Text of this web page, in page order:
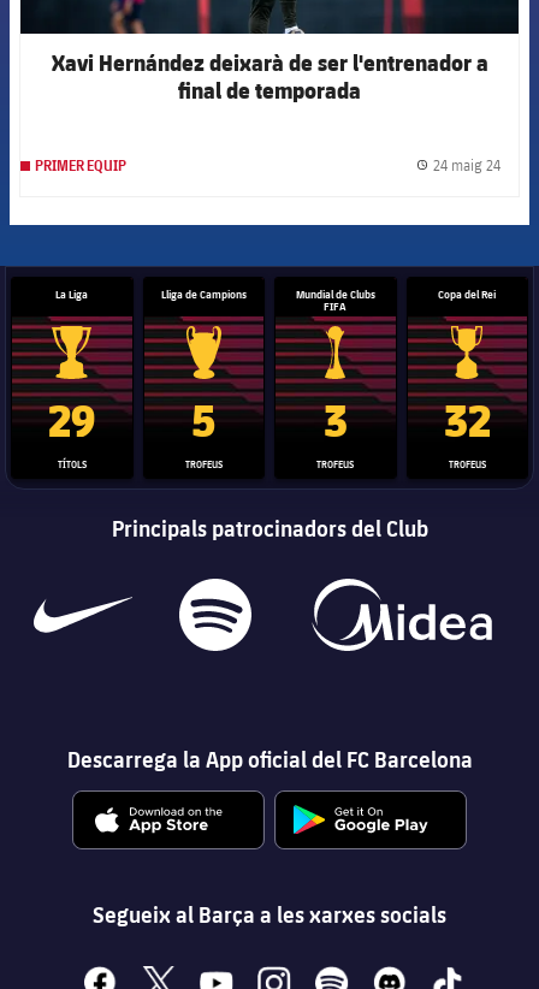
Xavi Hernández deixarà de ser l'entrenador a
final de temporada
PRIMER EQUIP 24 maig 24
La Liga
Trofeu de la Liga
29
TÍTOLS
Lliga de Campions
Trofeu de la Lliga de Campions
5
TROFEUS
Mundial de Clubs
FIFA
Trofeu del Mundial de Clubs
3
TROFEUS
Copa del Rei
Copa del
32
TROFEUS
Principals patrocinadors del Club
Descarrega la App oficial del FC Barcelona
Segueix al Barça a les xarxes socials
facebook
x youtubeinstagramspotify discord tiktok